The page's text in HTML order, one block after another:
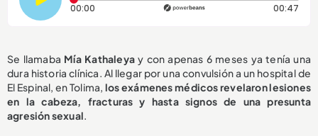
00:00 Tiempo transcurrido: 0 segundos 00:47
Se llamaba Mía Kathaleyay con apenas 6 meses ya tenía una
dura historia clínica. Al llegar por una convulsión a un hospital de
El Espinal, en Tolima, los exámenes médicos revelaron lesiones
en la cabeza, fracturas y hasta signos de una presunta
agresión sexual.